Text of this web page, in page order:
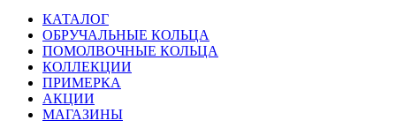
КАТАЛОГ
ОБРУЧАЛЬНЫЕ КОЛЬЦА
ПОМОЛВОЧНЫЕ КОЛЬЦА
КОЛЛЕКЦИИ
ПРИМЕРКА
АКЦИИ
МАГАЗИНЫ